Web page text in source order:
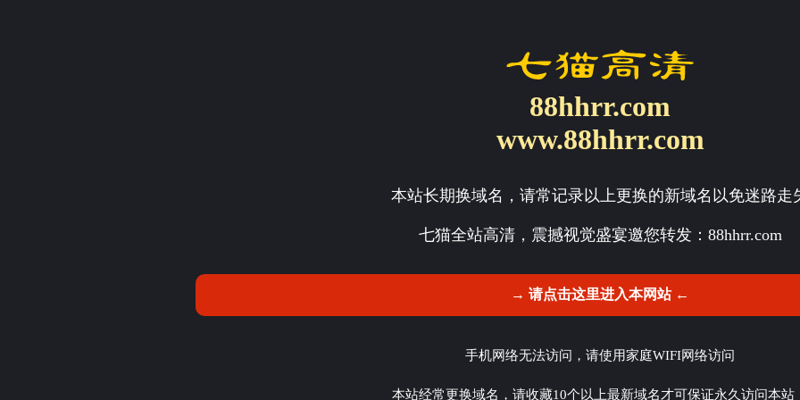
88hhrr.com
www.88hhrr.com
本站长期换域名，请常记录以上更换的新域名以免迷路走
七猫全站高清，震撼视觉盛宴邀您转发： 88hhrr.com
→ 请点击这里进入本网站 ←
手机网络无法访问，请使用家庭WIFI网络访问
本站经常更换域名，请收藏10个以上最新域名才可保证永久访问本站